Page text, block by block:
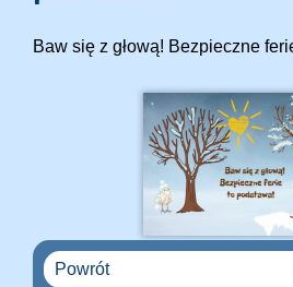
Baw się z głową! Bezpieczne
Powrót